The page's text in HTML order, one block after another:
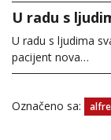
U radu s
U radu s ljudima
pacijent nova…
Označeno sa: